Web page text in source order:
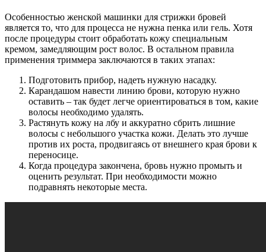
Особенностью женской машинки для стрижки бровей
является то, что для процесса не нужна пенка или гель. Хотя
после процедуры стоит обработать кожу специальным
кремом, замедляющим рост волос. В остальном правила
применения триммера заключаются в таких этапах:
Подготовить прибор, надеть нужную насадку.
Карандашом навести линию брови, которую нужно
оставить – так будет легче ориентироваться в том, какие
волосы необходимо удалять.
Растянуть кожу на лбу и аккуратно сбрить лишние
волосы с небольшого участка кожи. Делать это лучше
против их роста, продвигаясь от внешнего края брови к
переносице.
Когда процедура закончена, бровь нужно промыть и
оценить результат. При необходимости можно
подравнять некоторые места.